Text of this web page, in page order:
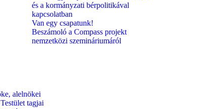
és a kormányzati bérpolitikával
kapcsolatban
Van egy csapatunk!
Beszámoló a Compass projekt
nemzetközi szemináriumáról
alelnökei
tagjai